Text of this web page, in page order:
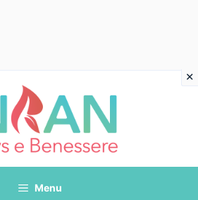
Menu